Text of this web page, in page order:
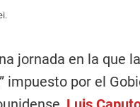
jornada en la que
impuesto por el